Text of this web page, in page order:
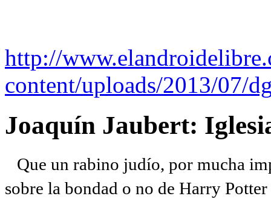
http://
content/uploads/2013/07/
Joaquín Jaubert:
Que un rabino judío, por mucha
sobre la bondad o no de Harry